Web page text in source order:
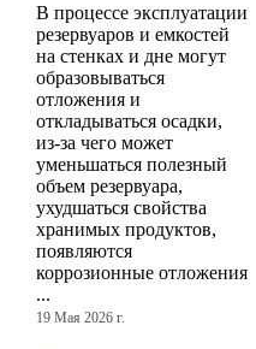
В процессе эксплуатации
резервуаров и емкостей
на стенках и дне могут
образовываться
отложения и
откладываться осадки,
из-за чего может
уменьшаться полезный
объем резервуара,
ухудшаться свойства
хранимых продуктов,
появляются
коррозионные отложения
...
19 Мая 2026 г.